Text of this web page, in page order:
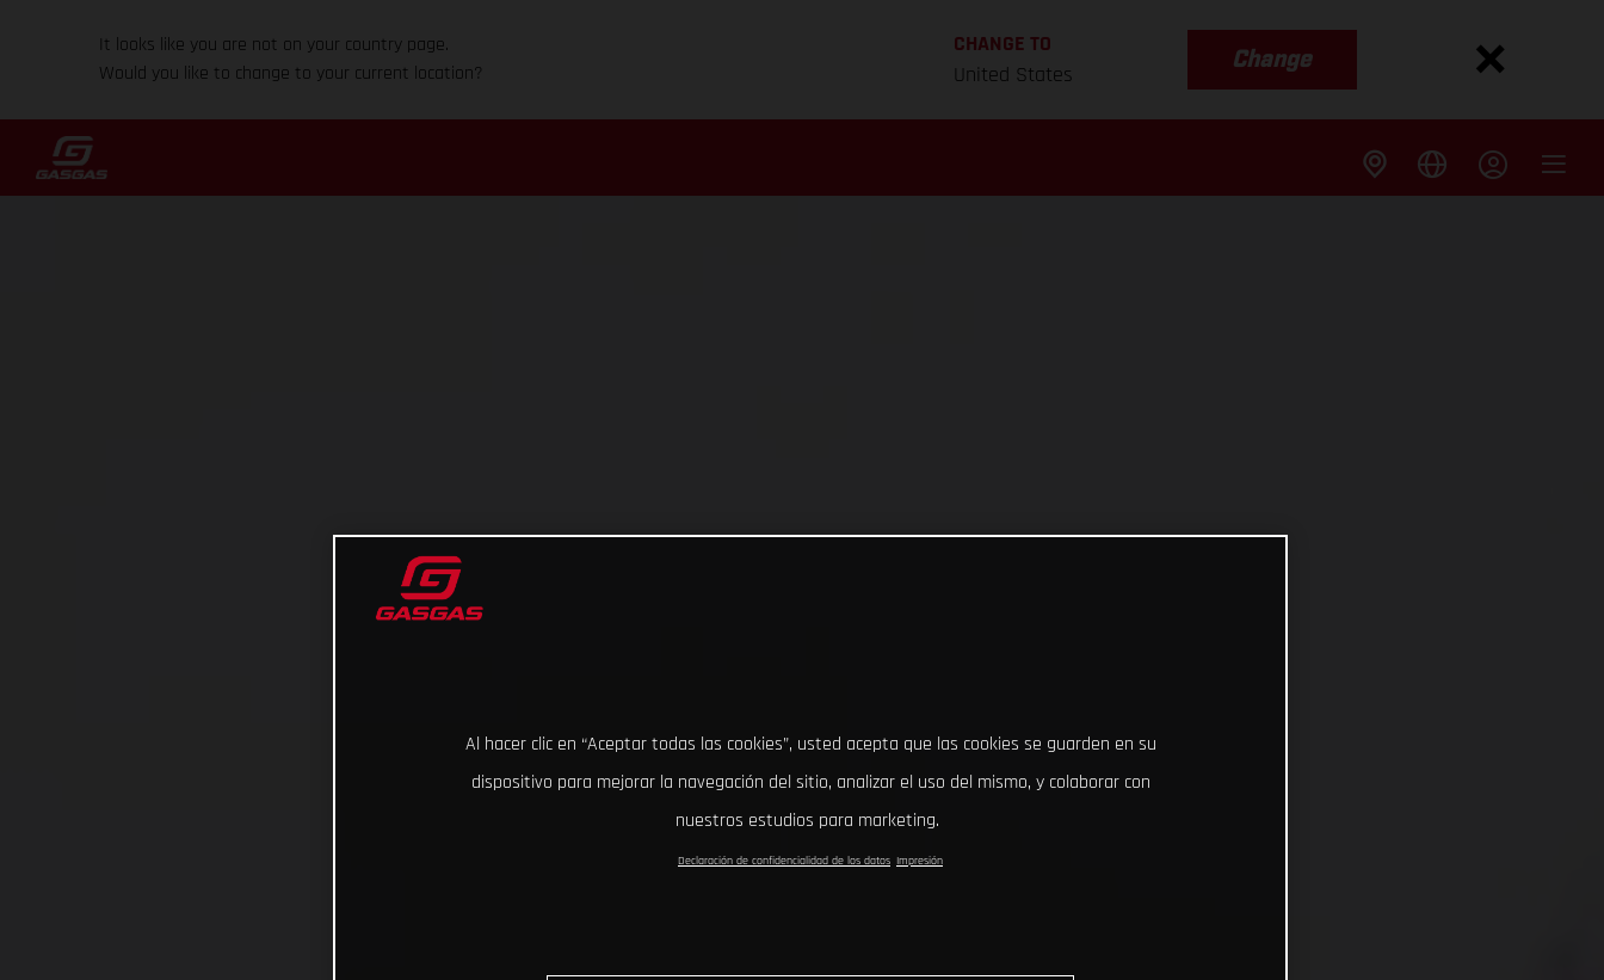
It looks like you are not on your country page.
Would you like to change to your current location?
CHANGE TO
United States
Change
Al hacer clic en “Aceptar todas las cookies”, usted acepta que las cookies se guarden en su
dispositivo para mejorar la navegación del sitio, analizar el uso del mismo, y colaborar con
nuestros estudios para marketing.
Declaración de confidencialidad de los datos Impresión